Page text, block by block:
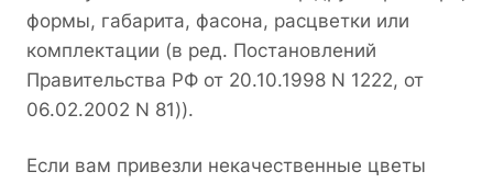
формы, габарита, фасона, расцветки или
комплектации (в ред. Постановлений
Правительства РФ от 20.10.1998 N 1222, от
06.02.2002 N 81)).
Если вам привезли некачественные цветы